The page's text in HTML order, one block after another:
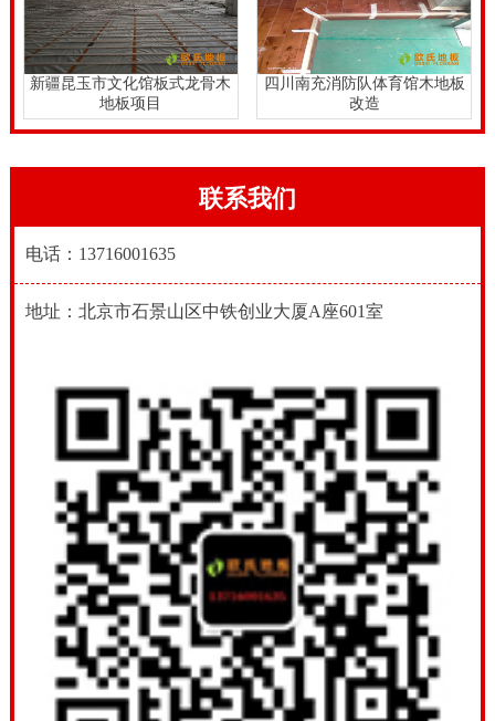
新疆昆玉市文化馆板式龙骨木
地板项目
四川南充消防队体育馆木地板
改造
联系我们
电话：13716001635
地址：北京市石景山区中铁创业大厦A座601室